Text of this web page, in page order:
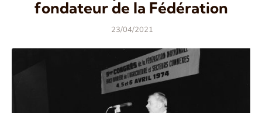
fondateur de la Fédération
23/04/2021